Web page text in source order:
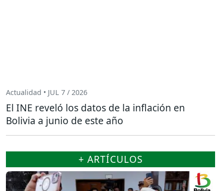
Actualidad • JUL 7 / 2026
El INE reveló los datos de la inflación en
Bolivia a junio de este año
+ ARTÍCULOS